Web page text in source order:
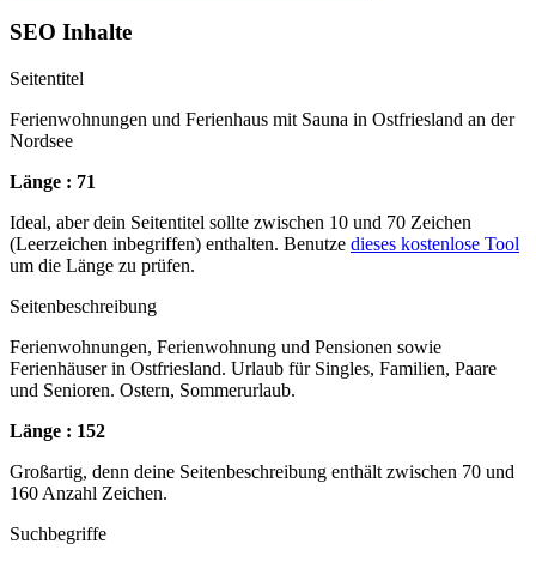
SEO Inhalte
Seitentitel
Ferienwohnungen und Ferienhaus mit Sauna in Ostfriesland an der
Nordsee
Länge : 71
Ideal, aber dein Seitentitel sollte zwischen 10 und 70 Zeichen
(Leerzeichen inbegriffen) enthalten. Benutze dieses kostenlose Tool
um die Länge zu prüfen.
Seitenbeschreibung
Ferienwohnungen, Ferienwohnung und Pensionen sowie
Ferienhäuser in Ostfriesland. Urlaub für Singles, Familien, Paare
und Senioren. Ostern, Sommerurlaub.
Länge : 152
Großartig, denn deine Seitenbeschreibung enthält zwischen 70 und
160 Anzahl Zeichen.
Suchbegriffe